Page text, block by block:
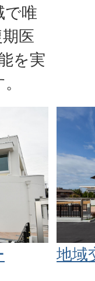
で唯
医
を実
地域